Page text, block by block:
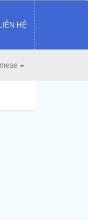
LIÊN HỆ